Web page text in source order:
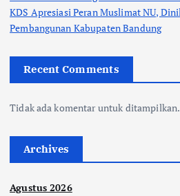
KDS Apresiasi Peran Muslimat NU,
Pembangunan Kabupaten Bandung
Recent Comments
Tidak ada komentar untuk ditampilkan.
Archives
Agustus 2026